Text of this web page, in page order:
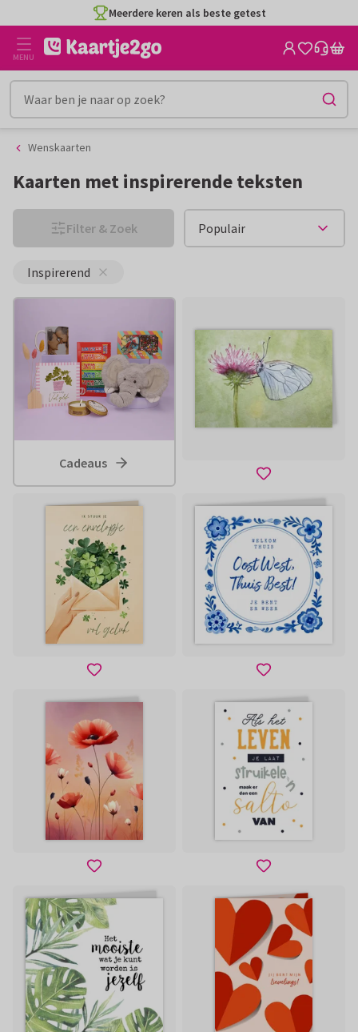
naar
inhoud
naar
het
filter
MENU
Wenskaarten
Kaarten met inspirerende teksten
Filter & Zoek
Inspirerend
Cadeaus